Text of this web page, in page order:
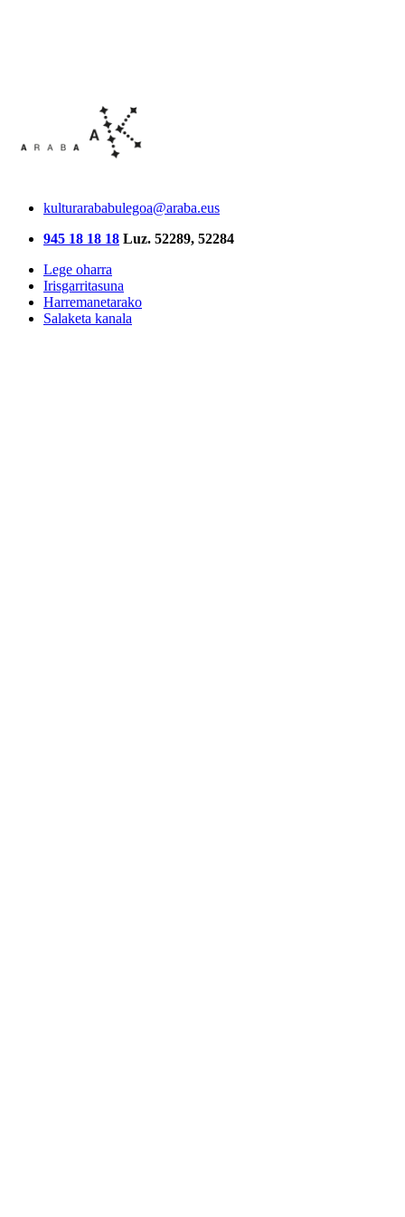
kulturarababulegoa@araba.eus
945 18 18 18 Luz. 52289, 52284
Lege oharra
Irisgarritasuna
Harremanetarako
Salaketa kanala